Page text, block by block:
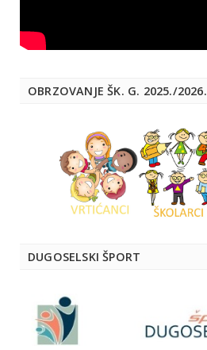
OBRZOVANJE ŠK. G. 2025./2026.
DUGOSELSKI ŠPORT